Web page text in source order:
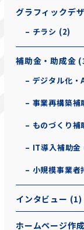
グラフィックデ
– チラシ (2)
補助金・助成金
– デジタル化
– 事業再構築補
– ものづくり補
– IT導入補助金
– 小規模事業
インタビュー (1)
ホームページ作